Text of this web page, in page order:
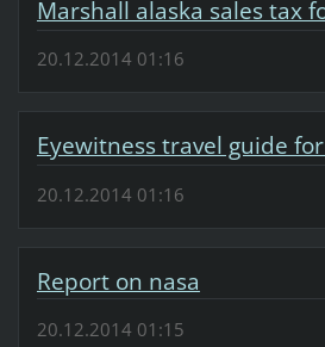
Marshall alaska sales tax
20.12.2014 01:16
Eyewitness travel guide
20.12.2014 01:16
Report on nasa
20.12.2014 01:15